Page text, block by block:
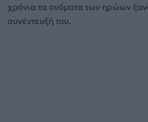
χρόνια τα ονόματα των ηρώων
συνέντευξή του.